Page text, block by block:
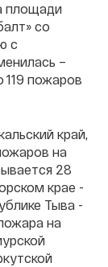
площади
со
с
–
119 пожаров
край,
на
28
крае -
Тыва -
на